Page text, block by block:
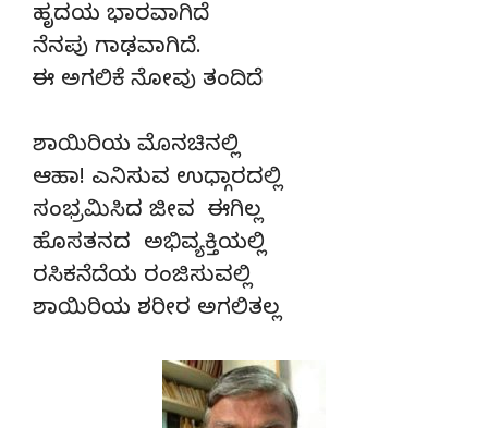
ಹೃದಯ ಭಾರವಾಗಿದೆ
ನೆನಪು ಗಾಢವಾಗಿದೆ.
ಈ ಅಗಲಿಕೆ ನೋವು ತಂದಿದೆ
ಶಾಯಿರಿಯ ಮೊನಚಿನಲ್ಲಿ
ಆಹಾ! ಎನಿಸುವ ಉಧ್ಗಾರದಲ್ಲಿ
ಸಂಭ್ರಮಿಸಿದ ಜೀವ ಈಗಿಲ್ಲ
ಹೊಸತನದ ಅಭಿವ್ಯಕ್ತಿಯಲ್ಲಿ
ರಸಿಕನೆದೆಯ ರಂಜಿಸುವಲ್ಲಿ
ಶಾಯಿರಿಯ ಶರೀರ ಅಗಲಿತಲ್ಲ